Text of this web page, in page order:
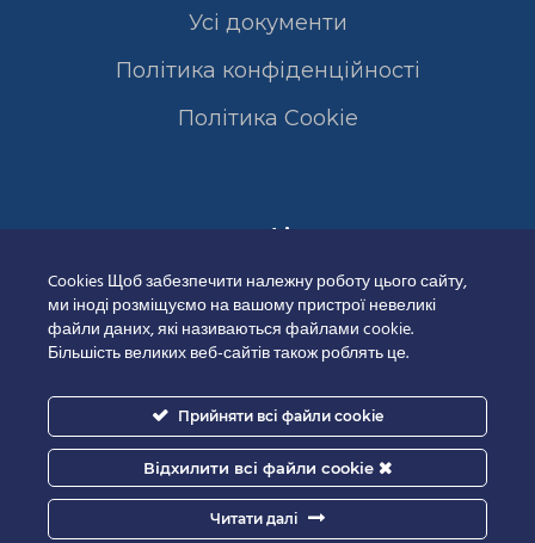
Усі документи
Політика конфіденційності
Полiтика Cookie
Сертифікати
Cookies Щоб забезпечити належну роботу цього сайту,
ми іноді розміщуємо на вашому пристрої невеликі
файли даних, які називаються файлами cookie.
Більшість великих веб-сайтів також роблять це.
Прийняти всі файли cookie
Відхилити всі файли cookie
Читати далі